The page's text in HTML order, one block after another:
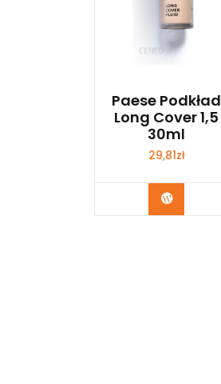
Paese Podkład
Long Cover 1,5
30ml
29,81zł
Zobacz